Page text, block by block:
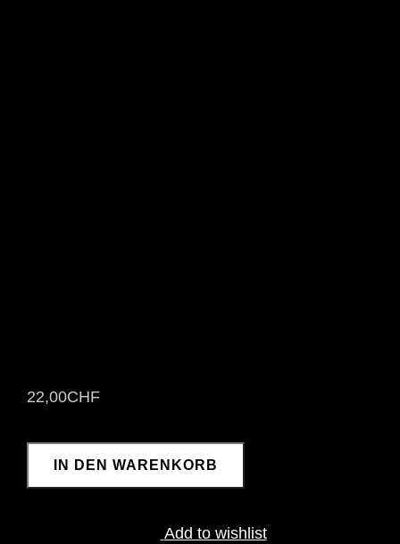
22,00CHF
FICHTENZAPFEN
IN DEN WARENKORB
Add to wishlist